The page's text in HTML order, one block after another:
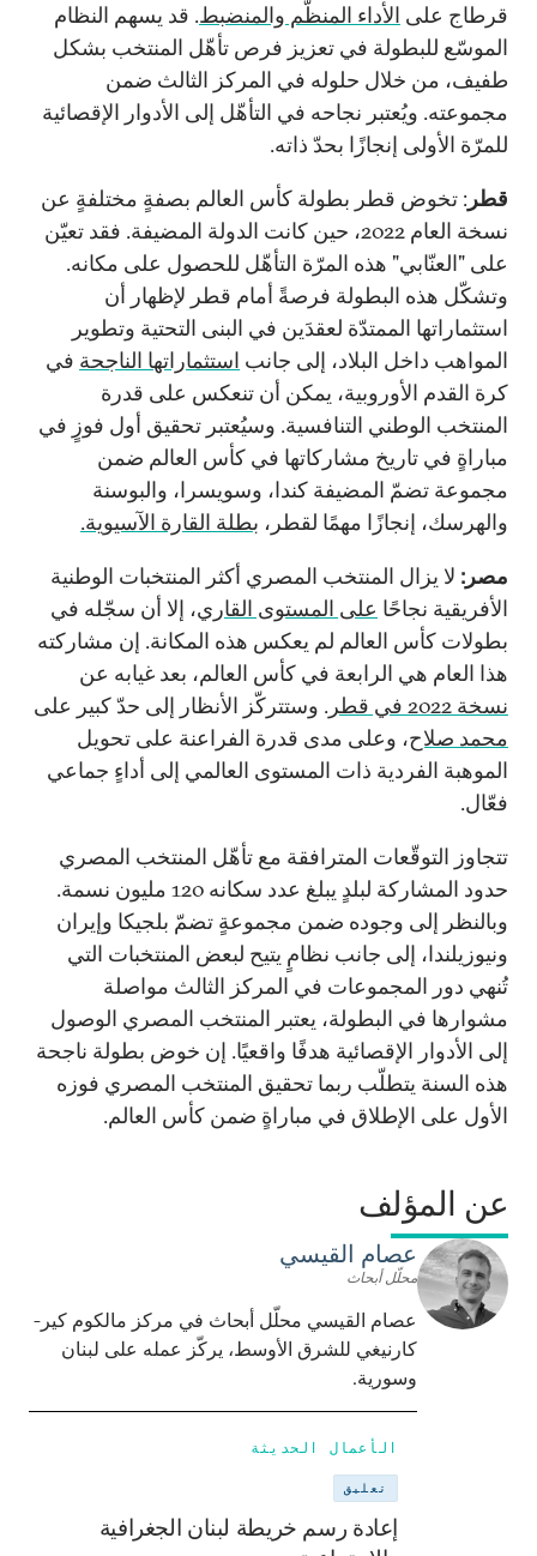
قرطاج على الأداء المنظّم والمنضبط. قد يسهم النظام
الموسّع للبطولة في تعزيز فرص تأهّل المنتخب بشكل
طفيف، من خلال حلوله في المركز الثالث ضمن
مجموعته. ويُعتبر نجاحه في التأهّل إلى الأدوار الإقصائية
للمرّة الأولى إنجازًا بحدّ ذاته.
قطر : تخوض قطر بطولة كأس العالم بصفةٍ مختلفةٍ عن
نسخة العام 2022، حين كانت الدولة المضيفة. فقد تعيّن
على "العنّابي" هذه المرّة التأهّل للحصول على مكانه.
وتشكّل هذه البطولة فرصةً أمام قطر لإظهار أن
استثماراتها الممتدّة لعقدَين في البنى التحتية وتطوير
المواهب داخل البلاد، إلى جانب استثماراتها الناجحة في
كرة القدم الأوروبية، يمكن أن تنعكس على قدرة
المنتخب الوطني التنافسية. وسيُعتبر تحقيق أول فوزٍ في
مباراةٍ في تاريخ مشاركاتها في كأس العالم ضمن
مجموعة تضمّ المضيفة كندا، وسويسرا، والبوسنة
والهرسك، إنجازًا مهمًا لقطر، بطلة القارة الآسيوية.
مصر: لا يزال المنتخب المصري أكثر المنتخبات الوطنية
الأفريقية نجاحًا على المستوى القاري، إلا أن سجّله في
بطولات كأس العالم لم يعكس هذه المكانة. إن مشاركته
هذا العام هي الرابعة في كأس العالم، بعد غيابه عن
نسخة 2022 في قطر
. وستتركّز الأنظار إلى حدّ كبير على
محمد صلاح، وعلى مدى قدرة الفراعنة على تحويل
الموهبة الفردية ذات المستوى العالمي إلى أداءٍ جماعي
فعّال.
تتجاوز التوقّعات المترافقة مع تأهّل المنتخب المصري
حدود المشاركة لبلدٍ يبلغ عدد سكانه 120 مليون نسمة.
وبالنظر إلى وجوده ضمن مجموعةٍ تضمّ بلجيكا وإيران
ونيوزيلندا، إلى جانب نظامٍ يتيح لبعض المنتخبات التي
تُنهي دور المجموعات في المركز الثالث مواصلة
مشوارها في البطولة، يعتبر المنتخب المصري الوصول
إلى الأدوار الإقصائية هدفًا واقعيًا. إن خوض بطولة ناجحة
هذه السنة يتطلّب ربما تحقيق المنتخب المصري فوزه
الأول على الإطلاق في مباراةٍ ضمن كأس العالم.
عن المؤلف
عصام القيسي
محلّل أبحاث
عصام القيسي محلّل أبحاث في مركز مالكوم كير-
كارنيغي للشرق الأوسط، يركّز عمله على لبنان
وسورية.
الأعمال الحديثة
تعليق
إعادة رسم خريطة لبنان الجغرافية